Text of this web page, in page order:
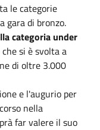
le categorie
gara di bronzo.
categoria under
che si è svolta a
di oltre 3.000
e l'augurio per
nella
far valere il suo